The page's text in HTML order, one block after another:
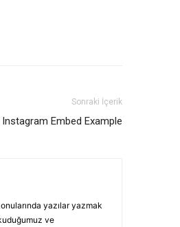
Sonraki İçerik
Instagram Embed Example
yazılar yazmak
ve